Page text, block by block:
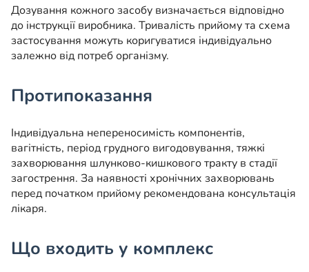
Дозування кожного засобу визначається відповідно
до інструкції виробника. Тривалість прийому та схема
застосування можуть коригуватися індивідуально
залежно від потреб організму.
Протипоказання
Індивідуальна непереносимість компонентів,
вагітність, період грудного вигодовування, тяжкі
захворювання шлунково-кишкового тракту в стадії
загострення. За наявності хронічних захворювань
перед початком прийому рекомендована консультація
лікаря.
Що входить у комплекс